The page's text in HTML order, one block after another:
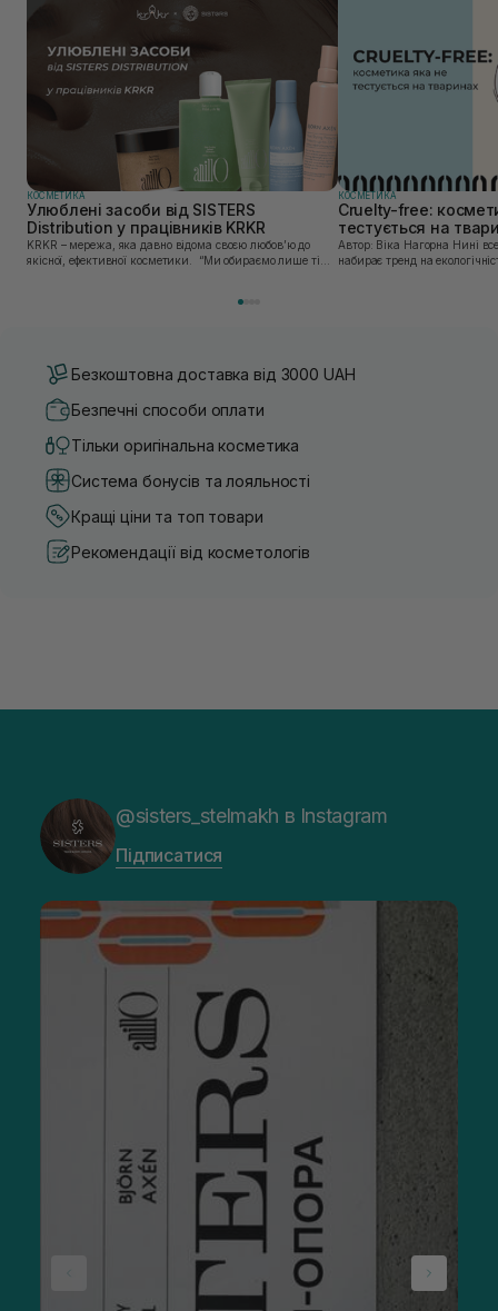
КОСМЕТИКА
Улюблені засоби від SISTERS
Distribution у працівників KRKR
KRKR – мережа, яка давно відома своєю любов’ю до
якісної, ефективної косметики. “Ми обираємо лише ті
КОСМЕТИКА
Cruelty-free:
тестується на
Автор: Віка Нагорна Нині все більшої популярності
набирає тренд на
Безкоштовна доставка від 3000 UAH
Безпечні способи оплати
Тільки оригінальна косметика
Система бонусів та лояльності
Кращі ціни та топ товари
Рекомендації від косметологів
@sisters_stelmakh в Instagram
Підписатися